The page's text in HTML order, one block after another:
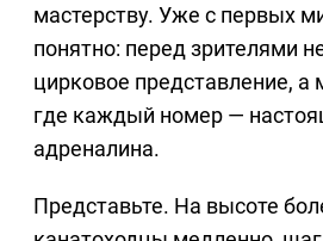
мастерству. Уже с первых
понятно: перед зрителями
цирковое представление,
где каждый номер —
адреналина.
Представьте. На высоте